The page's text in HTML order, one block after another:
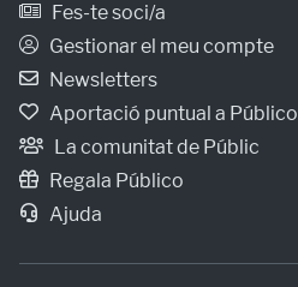
Fes-te soci/a
Gestionar el meu compte
Newsletters
Aportació puntual a Público
La comunitat de Públic
Regala Público
Ajuda